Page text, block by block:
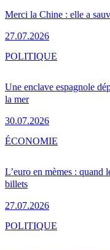
Merci la Chine : elle a
27.07.2026
Une enclave espagnole
la mer
30.07.2026
POLITIQUE
L’euro en mèmes : quand
billets
27.07.2026
ÉCONOMIE
POLITIQUE